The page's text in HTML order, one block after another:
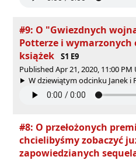
#9: O "Gwiezdnych
Potterze i wymarzonych
książek
S1 E9
Published Apr 21, 2020, 11:00 PM
W dziewiątym odcinku Janek i
#8: O przełożonych
chcielibyśmy zobaczyć
zapowiedzianych